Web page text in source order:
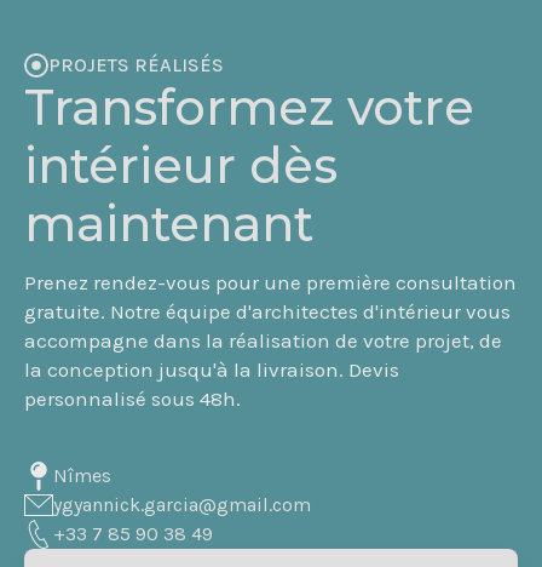
PROJETS RÉALISÉS
Transformez votre
intérieur dès
maintenant
Prenez rendez-vous pour une première consultation
gratuite. Notre équipe d'architectes d'intérieur vous
accompagne dans la réalisation de votre projet, de
la conception jusqu'à la livraison. Devis
personnalisé sous 48h.
Nîmes
ygyannick.garcia@gmail.com
+33 7 85 90 38 49